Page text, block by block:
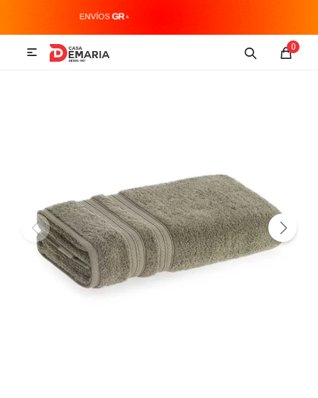
0

Imagen y Sonido Hogar
Accesorios